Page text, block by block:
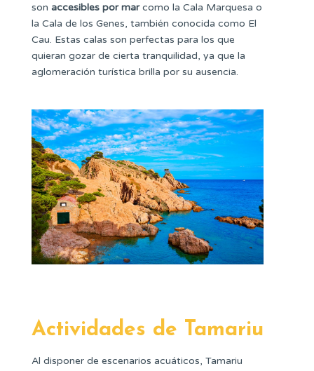
son accesibles por marcomo la Cala Marquesa o
la Cala de los Genes, también conocida como El
Cau. Estas calas son perfectas para los que
quieran gozar de cierta tranquilidad, ya que la
aglomeración turística brilla por su ausencia.
Actividades de Tamariu
Al disponer de escenarios acuáticos, Tamariu